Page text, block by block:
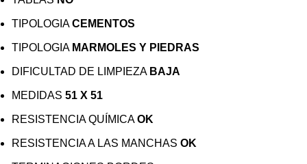
TIPOLOGIACEMENTOS
TIPOLOGIA MARMOLES Y PIEDRAS
DIFICULTAD DE LIMPIEZA BAJA
MEDIDAS 51 X 51
RESISTENCIA QUÍMICAOK
RESISTENCIA A LAS MANCHAS OK